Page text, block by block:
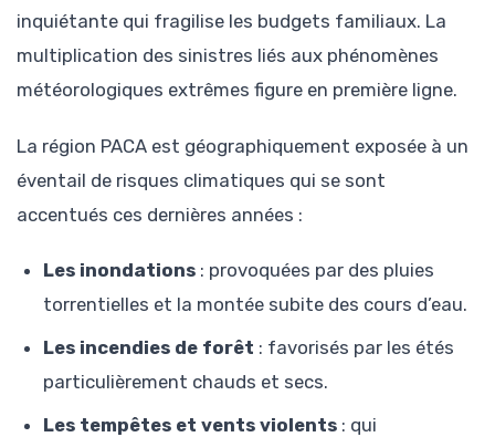
inquiétante qui fragilise les budgets familiaux. La
multiplication des sinistres liés aux phénomènes
météorologiques extrêmes figure en première ligne.
La région PACA est géographiquement exposée à un
éventail de risques climatiques qui se sont
accentués ces dernières années :
Les inondations : provoquées par des pluies
torrentielles et la montée subite des cours d’eau.
Les incendies de forêt : favorisés par les étés
particulièrement chauds et secs.
Les tempêtes et vents violents : qui